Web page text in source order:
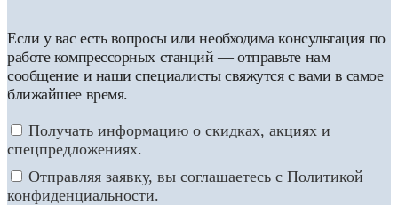
Если у вас есть вопросы или необходима консультация по
работе компрессорных станций — отправьте нам
сообщение и наши специалисты свяжутся с вами в самое
ближайшее время.
Получать информацию о скидках, акциях и
спецпредложениях.
Отправляя заявку, вы соглашаетесь с Политикой
конфиденциальности.